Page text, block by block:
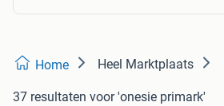
Home Heel Marktplaats
37 resultaten voor 'onesie primark'